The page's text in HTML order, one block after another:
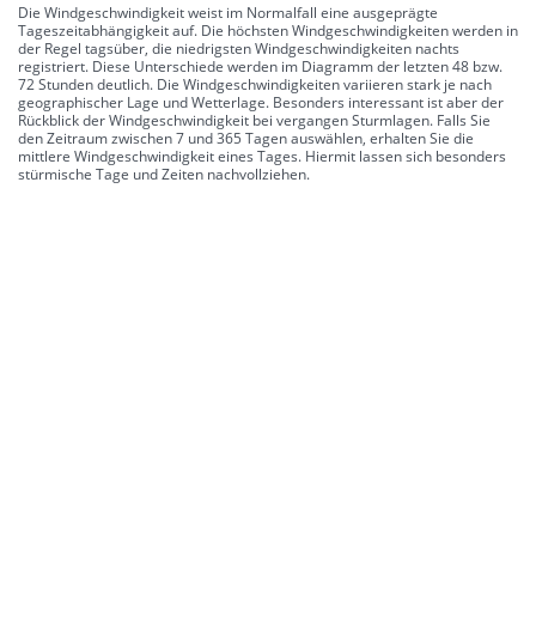
Die Windgeschwindigkeit weist im Normalfall eine ausgeprägte
Tageszeitabhängigkeit auf. Die höchsten Windgeschwindigkeiten werden in
der Regel tagsüber, die niedrigsten Windgeschwindigkeiten nachts
registriert. Diese Unterschiede werden im Diagramm der letzten 48 bzw.
72 Stunden deutlich. Die Windgeschwindigkeiten variieren stark je nach
geographischer Lage und Wetterlage. Besonders interessant ist aber der
Rückblick der Windgeschwindigkeit bei vergangen Sturmlagen. Falls Sie
den Zeitraum zwischen 7 und 365 Tagen auswählen, erhalten Sie die
mittlere Windgeschwindigkeit eines Tages. Hiermit lassen sich besonders
stürmische Tage und Zeiten nachvollziehen.